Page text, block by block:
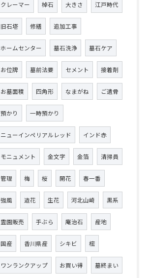
クレーマー 棹石 大きさ 江戸時代
旧石塔 修繕 追加工事
ホームセンター 墓石洗浄 墓石ケア
お位牌 墓前法要 セメント 接着剤
お墓面積 四角形 なまがね ご遺骨
預かり 一時預かり
ニューインペリアルレッド インド赤
モニュメント 金文字 金箔 清掃員
管理 梅 桜 開花 春一番
強風 造花 生花 河北山崎 黒系
霊園販売 手ぶら 庵治石 産地
国産 香川県産 シキビ 樒
ワンランクアップ お買い得 墓終まい